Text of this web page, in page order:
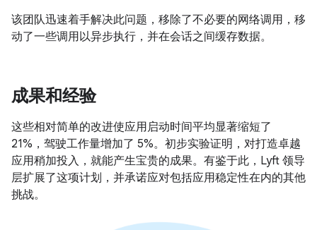
该团队迅速着手解决此问题，移除了不必要的网络调用，移
动了一些调用以异步执行，并在会话之间缓存数据。
成果和经验
这些相对简单的改进使应用启动时间平均显著缩短了
21%，驾驶工作量增加了 5%。初步实验证明，对打造卓越
应用稍加投入，就能产生宝贵的成果。有鉴于此，Lyft 领导
层扩展了这项计划，并承诺应对包括应用稳定性在内的其他
挑战。